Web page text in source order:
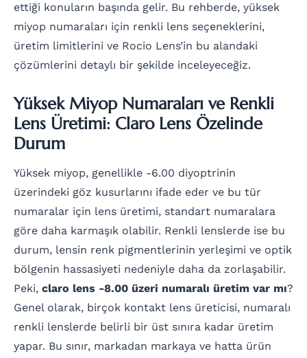
ettiği konuların başında gelir. Bu rehberde, yüksek
miyop numaraları için renkli lens seçeneklerini,
üretim limitlerini ve Rocio Lens’in bu alandaki
çözümlerini detaylı bir şekilde inceleyeceğiz.
Yüksek Miyop Numaraları ve Renkli
Lens Üretimi: Claro Lens Özelinde
Durum
Yüksek miyop, genellikle -6.00 diyoptrinin
üzerindeki göz kusurlarını ifade eder ve bu tür
numaralar için lens üretimi, standart numaralara
göre daha karmaşık olabilir. Renkli lenslerde ise bu
durum, lensin renk pigmentlerinin yerleşimi ve optik
bölgenin hassasiyeti nedeniyle daha da zorlaşabilir.
Peki, claro lens -8.00 üzeri numaralı üretim var mı?
Genel olarak, birçok kontakt lens üreticisi, numaralı
renkli lenslerde belirli bir üst sınıra kadar üretim
yapar. Bu sınır, markadan markaya ve hatta ürün